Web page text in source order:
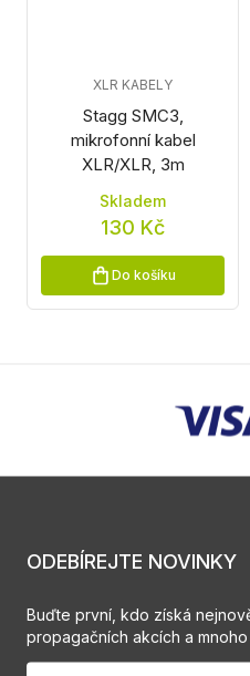
Stagg SMC3,
mikrofonní kabel
XLR/XLR, 3m
XLR KABELY
Skladem
130 Kč
Do košíku
ODEBÍREJTE NOVINKY
Buďte první, kdo získá
propagačních akcích a mnoho